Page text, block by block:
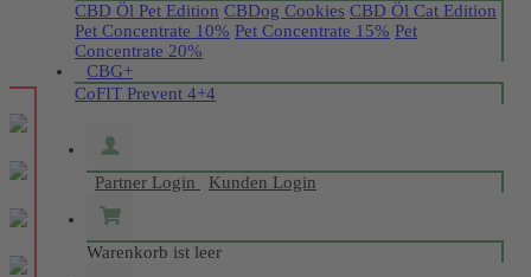
CBD Öl Pet Edition CBDog Cookies CBD Öl Cat Edition
Pet Concentrate 10% Pet Concentrate 15% Pet
Concentrate 20%
CBG+
CoFIT Prevent 4+4
Partner Login Kunden Login
Warenkorb ist leer